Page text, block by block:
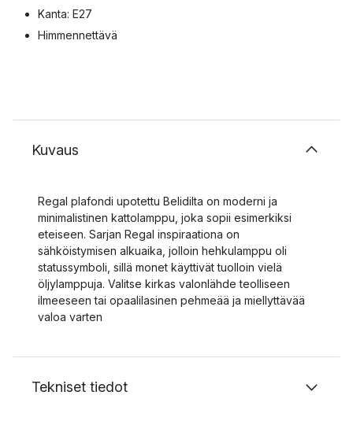
Kanta: E27
Himmennettävä
Kuvaus
Regal plafondi upotettu Belidilta on moderni ja
minimalistinen kattolamppu, joka sopii esimerkiksi
eteiseen. Sarjan Regal inspiraationa on
sähköistymisen alkuaika, jolloin hehkulamppu oli
statussymboli, sillä monet käyttivät tuolloin vielä
öljylamppuja. Valitse kirkas valonlähde teolliseen
ilmeeseen tai opaalilasinen pehmeää ja miellyttävää
valoa varten
Tekniset tiedot